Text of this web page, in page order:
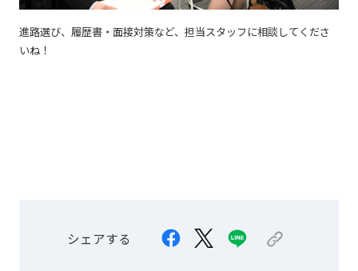
進路選び、履歴書・面接対策など、担当スタッフに相談してくださ
いね！
シェアする